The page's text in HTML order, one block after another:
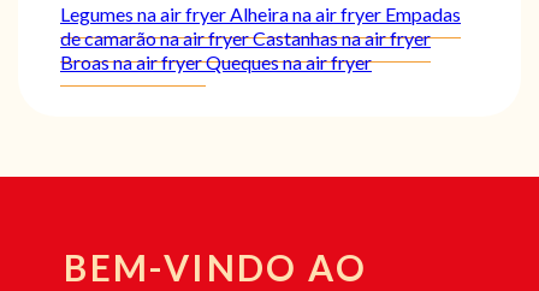
Legumes na air fryer Alheira na air fryer Empadas
de camarão na air fryerCastanhas na air fryer
Broas na air fryerQueques na air fryer
BEM-VINDO AO